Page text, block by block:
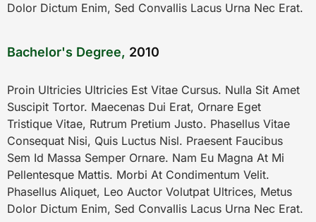
Dolor Dictum Enim, Sed Convallis Lacus Urna Nec Erat.
Bachelor's Degree, 2010
Proin Ultricies Ultricies Est Vitae Cursus. Nulla Sit Amet
Suscipit Tortor. Maecenas Dui Erat, Ornare Eget
Tristique Vitae, Rutrum Pretium Justo. Phasellus Vitae
Consequat Nisi, Quis Luctus Nisl. Praesent Faucibus
Sem Id Massa Semper Ornare. Nam Eu Magna At Mi
Pellentesque Mattis. Morbi At Condimentum Velit.
Phasellus Aliquet, Leo Auctor Volutpat Ultrices, Metus
Dolor Dictum Enim, Sed Convallis Lacus Urna Nec Erat.